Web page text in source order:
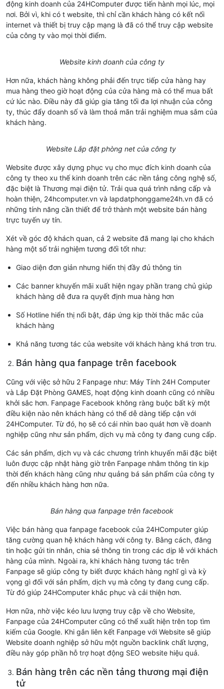
động kinh doanh của 24HComputer được tiến hành mọi lúc, mọi
nơi. Bởi vì, khi có t website, thì chỉ cần khách hàng có kết nối
internet và thiết bị truy cập mạng là đã có thể truy cập website
của công ty vào mọi thời điểm.
Website kinh doanh của công ty
Hơn nữa, khách hàng không phải đến trực tiếp cửa hàng hay
mua hàng theo giờ hoạt động của cửa hàng mà có thể mua bất
cứ lúc nào. Điều này đã giúp gia tăng tối đa lợi nhuận của công
ty, thúc đẩy doanh số và làm thoả mãn trải nghiệm mua sắm của
khách hàng.
Website Lắp đặt phòng net của công ty
Website được xây dựng phục vụ cho mục đích kinh doanh của
công ty theo xu thế kinh doanh trên các nền tảng công nghệ số,
đặc biệt là Thương mại điện tử. Trải qua quá trình nâng cấp và
hoàn thiện, 24hcomputer.vn và lapdatphonggame24h.vn đã có
những tính năng cần thiết để trở thành một website bán hàng
trực tuyến uy tín.
Xét về góc độ khách quan, cả 2 website đã mang lại cho khách
hàng một số trải nghiệm tương đối tốt như:
Giao diện đơn giản nhưng hiển thị đầy đủ thông tin
Các banner khuyến mãi xuất hiện ngay phần trang chủ giúp
khách hàng dễ đưa ra quyết định mua hàng hơn
Số Hotline hiển thị nổi bật, đáp ứng kịp thời thắc mắc của
khách hàng
Khả năng tương tác của website với khách hàng khá trơn tru.
Bán hàng qua fanpage trên facebook
Cũng với việc sở hữu 2 Fanpage như: Máy Tính 24H Computer
và Lắp Đặt Phòng GAMES, hoạt động kinh doanh cũng có nhiều
khởi sắc hơn. Fanpage Facebook không ràng buộc bất kỳ một
điều kiện nào nên khách hàng có thể dễ dàng tiếp cận với
24HComputer. Từ đó, họ sẽ có cái nhìn bao quát hơn về doanh
nghiệp cũng như sản phẩm, dịch vụ mà công ty đang cung cấp.
Các sản phẩm, dịch vụ và các chương trình khuyến mãi đặc biệt
luôn được cập nhật hàng giờ trên Fanpage nhằm thông tin kịp
thời đến khách hàng cũng như quảng bá sản phẩm của công ty
đến nhiều khách hàng hơn nữa.
Bán hàng qua fanpage trên facebook
Việc bán hàng qua fanpage facebook của 24HComputer giúp
tăng cường quan hệ khách hàng với công ty. Bằng cách, đăng
tin hoặc gửi tin nhắn, chia sẻ thông tin trong các dịp lễ với khách
hàng của mình. Ngoài ra, khi khách hàng tương tác trên
Fanpage sẽ giúp công ty biết được khách hàng nghĩ gì và kỳ
vọng gì đối với sản phẩm, dịch vụ mà công ty đang cung cấp.
Từ đó giúp 24HComputer khắc phục và cải thiện hơn.
Hơn nữa, nhờ việc kéo lưu lượng truy cập về cho Website,
Fanpage của 24HComputer cũng có thể xuất hiện trên top tìm
kiếm của Google. Khi gắn liên kết Fanpage với Website sẽ giúp
Website doanh nghiệp sở hữu một nguồn backlink chất lượng,
điều này góp phần hỗ trợ hoạt động SEO website hiệu quả.
Bán hàng trên các nền tảng thương mại điện
tử